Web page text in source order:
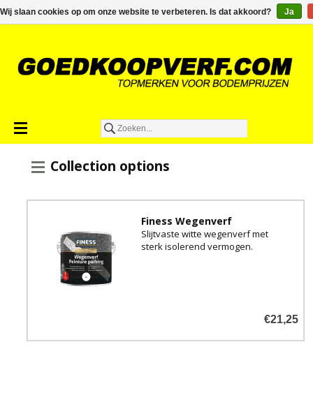
€0,00
Collection options
Finess Wegenverf
Slijtvaste witte wegenverf met
sterk isolerend vermogen.
€21,25
Wij slaan cookies op om onze website te verbeteren. Is dat akkoord? Ja